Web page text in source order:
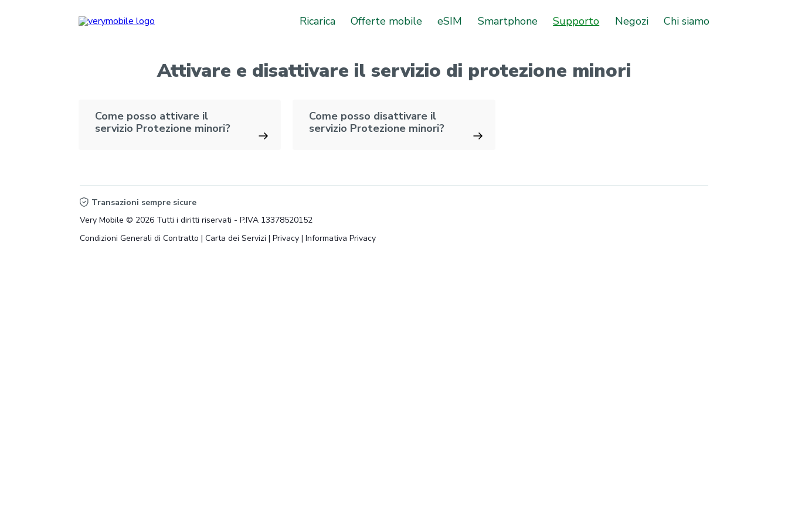
Ricarica Offerte mobile eSIM Smartphone Supporto Negozi Chi siamo
Attivare e disattivare il servizio di protezione minori
Come posso attivare il
servizio Protezione minori?
Come posso disattivare il
servizio Protezione minori?
Transazioni sempre sicure
Very Mobile © 2026 Tutti i diritti riservati - P.IVA 13378520152
Condizioni Generali di Contratto | Carta dei Servizi | Privacy | Informativa Privacy